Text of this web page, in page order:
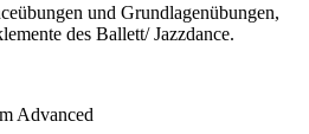
und Grundlagenübungen,
des Ballett/ Jazzdance.
Advanced